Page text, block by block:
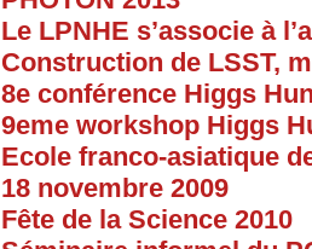
Le LPNHE s’associe à
Construction de LSST,
8e conférence Higgs
9eme workshop Higgs
Ecole franco-asiatique
18 novembre 2009
Fête de la Science 2010